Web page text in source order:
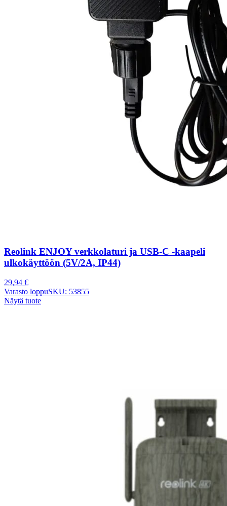
Reolink ENJOY verkkolaturi ja USB-C -kaapeli
ulkokäyttöön (5V/2A, IP44)
29,94 €
Varasto loppuSKU: 53855
Näytä tuote